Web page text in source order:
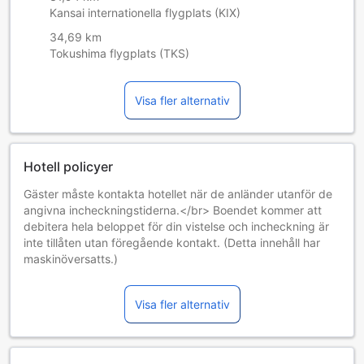
Kansai internationella flygplats (KIX)
34,69 km
Tokushima flygplats (TKS)
Visa fler alternativ
Hotell policyer
Gäster måste kontakta hotellet när de anländer utanför de
angivna incheckningstiderna.</br> Boendet kommer att
debitera hela beloppet för din vistelse och incheckning är
inte tillåten utan föregående kontakt. (Detta innehåll har
maskinöversatts.)
god kontrollera rummets beläggning för mer information.
Vid bokning av fler än 5 rum är det möjligt att andra regler
Åldersgräns för gäster: 12 år.
Visa fler alternativ